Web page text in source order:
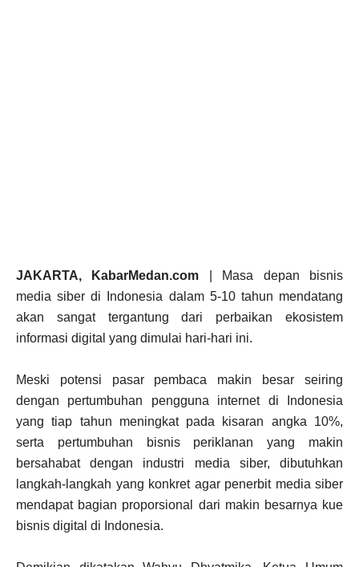
JAKARTA, KabarMedan.com | Masa depan bisnis
media siber di Indonesia dalam 5-10 tahun mendatang
akan sangat tergantung dari perbaikan ekosistem
informasi digital yang dimulai hari-hari ini.
Meski potensi pasar pembaca makin besar seiring
dengan pertumbuhan pengguna internet di Indonesia
yang tiap tahun meningkat pada kisaran angka 10%,
serta pertumbuhan bisnis periklanan yang makin
bersahabat dengan industri media siber, dibutuhkan
langkah-langkah yang konkret agar penerbit media siber
mendapat bagian proporsional dari makin besarnya kue
bisnis digital di Indonesia.